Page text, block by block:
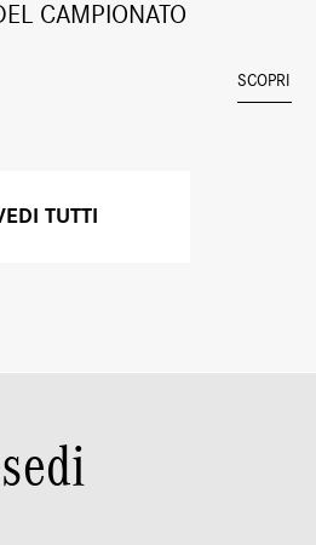
CAMPIONATO
SCOPRI DI
TUTTI